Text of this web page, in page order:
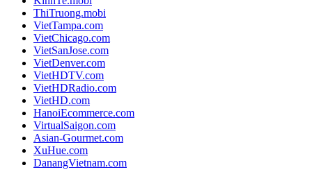
ThiTruong.mobi
VietTampa.com
VietChicago.com
VietSanJose.com
VietDenver.com
VietHDTV.com
VietHDRadio.com
VietHD.com
HanoiEcommerce.com
VirtualSaigon.com
Asian-Gourmet.com
XuHue.com
DanangVietnam.com